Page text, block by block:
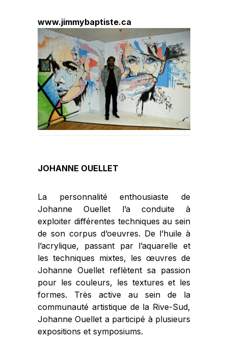
www.jimmybaptiste.ca
JOHANNE OUELLET
La personnalité enthousiaste de
Johanne Ouellet l’a conduite à
exploiter différentes techniques au sein
de son corpus d’oeuvres. De l’huile à
l’acrylique, passant par l’aquarelle et
les techniques mixtes, les œuvres de
Johanne Ouellet reflètent sa passion
pour les couleurs, les textures et les
formes. Très active au sein de la
communauté artistique de la Rive-Sud,
Johanne Ouellet a participé à plusieurs
expositions et symposiums.